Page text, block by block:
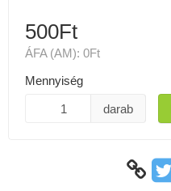
500Ft
ÁFA (AM): 0Ft
Mennyiség
darab